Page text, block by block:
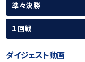
準々決勝
１回戦
ダイジェスト動画